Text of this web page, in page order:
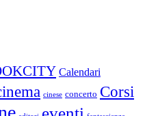
Calendari
cinese concerto Corsi